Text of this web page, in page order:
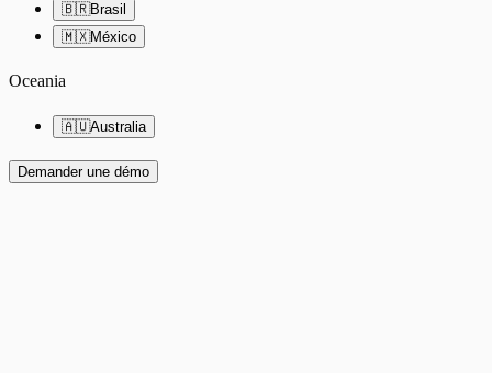
🇧🇷Brasil
🇲🇽México
Oceania
🇦🇺Australia
Demander une démo